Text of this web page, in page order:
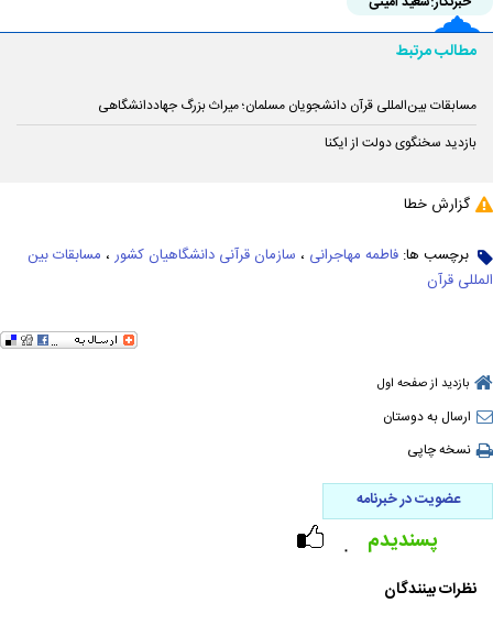
مطالب مرتبط
مسابقات بین‌المللی قرآن دانشجویان مسلمان؛ میراث بزرگ جهاددانشگاهی
بازدید سخنگوی دولت از ایکنا
گزارش خطا
برچسب ها: فاطمه مهاجرانی ، سازمان قرآنی دانشگاهیان کشور ، مسابقات بین
المللی قرآن
بازدید از صفحه اول
ارسال به دوستان
نسخه چاپی
عضویت در خبرنامه
۰ پسندیدم
نظرات بینندگان